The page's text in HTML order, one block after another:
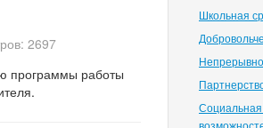
2697
программы работы
Школьная
Социальная